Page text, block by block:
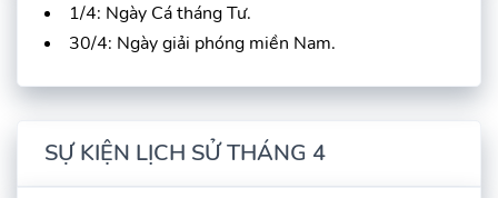
1/4: Ngày Cá tháng Tư.
30/4: Ngày giải phóng miền Nam.
SỰ KIỆN LỊCH SỬ THÁNG 4